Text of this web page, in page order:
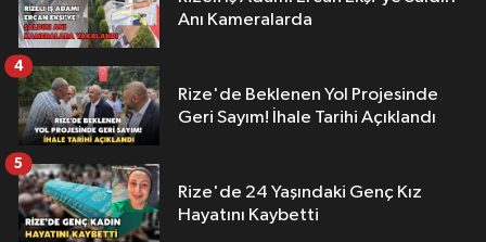
Anı Kameralarda
Rize'de Beklenen Yol Projesinde
Geri Sayım! İhale Tarihi Açıklandı
4
Rize'de 24 Yaşındaki Genç Kız
Hayatını Kaybetti
5